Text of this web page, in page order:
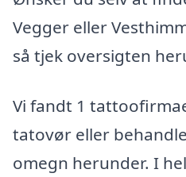
Vegger eller
så tjek oversigten
Vi fandt 1
tatovør eller
omegn herunder. I